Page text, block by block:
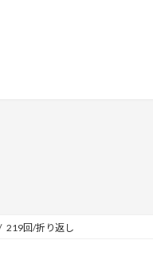
219回/折り返し